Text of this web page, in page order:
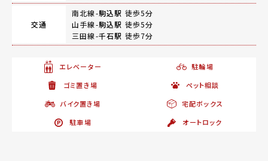
交通
南北線-駒込駅 徒歩5分
山手線-駒込駅 徒歩5分
三田線-千石駅 徒歩7分
エレベーター
駐輪場
ゴミ置き場
ペット相談
バイク置き場
宅配ボックス
駐車場
オートロック